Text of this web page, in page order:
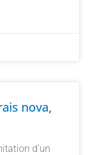
nova,
d’un